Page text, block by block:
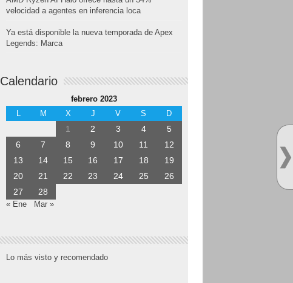
velocidad a agentes en inferencia loca
Ya está disponible la nueva temporada de Apex
Legends: Marca
Calendario
febrero 2023
L
M X J V S D
1 2 3 4
5
6
7 8 9 10 11
12
13
14 15 16 17 18
19
20
21 22 23 24 25
26
27
28
« Ene Mar »
Lo más visto y recomendado